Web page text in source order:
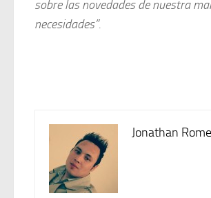
sobre las novedades de nuestra
necesidades”.
Jonathan